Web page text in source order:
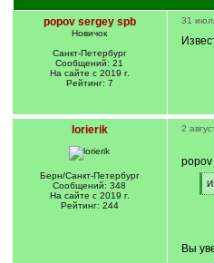
popov sergey spb
Новичок
Санкт-Петербург
Сообщений: 21
На сайте с 2019 г.
Рейтинг: 7
31
lorierik
Берн/Санкт-Петербург
Сообщений: 348
На сайте с 2019 г.
Рейтинг: 244
2
popov
[
q
[
Вы